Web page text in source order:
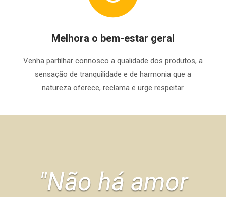
Melhora o bem-estar geral
Venha partilhar connosco a qualidade dos produtos, a
sensação de tranquilidade e de harmonia que a
natureza oferece, reclama e urge respeitar.
"Não há amor